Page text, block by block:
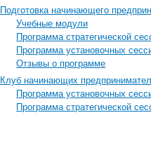
Подготовка начинающего
Учебные модули
Программа стратегической
Программа установочных
Отзывы о программе
Клуб начинающих
Программа установочных
Программа стратегической